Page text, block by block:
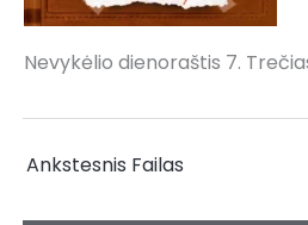
Nevykėlio dienoraštis 7.
Ankstesnis Failas